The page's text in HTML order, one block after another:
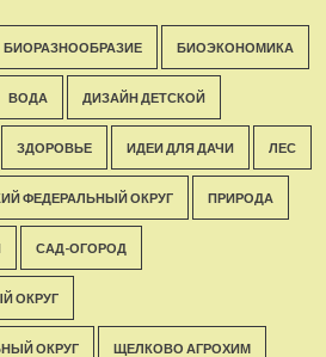
БИОРАЗНООБРАЗИЕ БИОЭКОНОМИКА
ВОДА ДИЗАЙН ДЕТСКОЙ
ЗДОРОВЬЕ ИДЕИ ДЛЯ ДАЧИ ЛЕС
ФЕДЕРАЛЬНЫЙ ОКРУГ ПРИРОДА
САД-ОГОРОД
ОКРУГ
ОКРУГ ЩЕЛКОВО АГРОХИМ